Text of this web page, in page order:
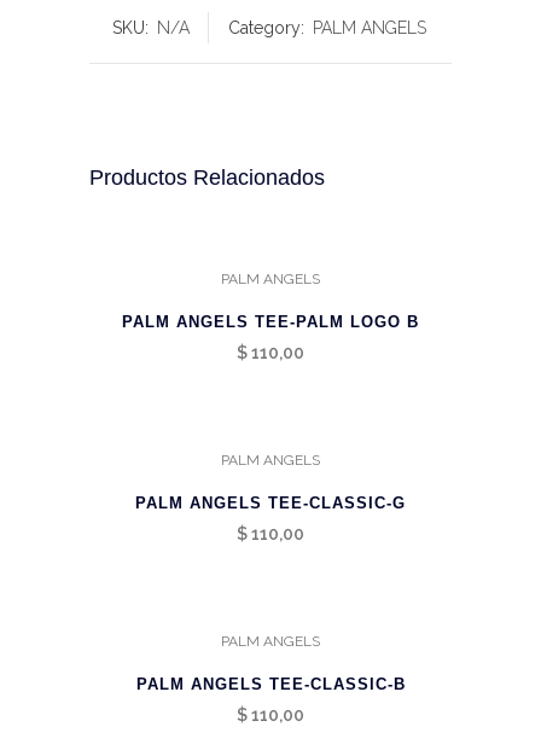
SKU: N/A Category: PALM ANGELS
Productos Relacionados
PALM ANGELS
PALM ANGELS TEE-PALM LOGO B
$110,00
PALM ANGELS
PALM ANGELS TEE-CLASSIC-G
$110,00
PALM ANGELS
PALM ANGELS TEE-CLASSIC-B
$110,00